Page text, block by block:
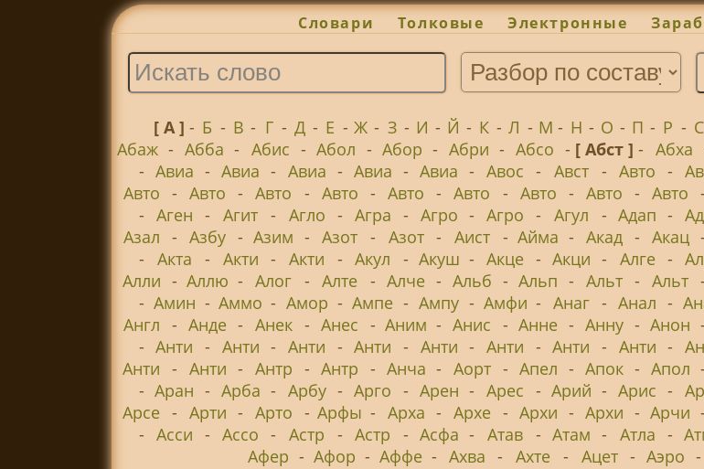
Словари Толковые Электронные
[ А ]- Б - В - Г - Д - Е - Ж - З - И - Й - К - Л - М - Н - О - П - Р - С
Абаж - Абба - Абис - Абол - Абор - Абри - Абсо - [ Абст ] - Абха
- Авиа - Авиа - Авиа - Авиа - Авиа - Авос - Авст - Авто -
Авто - Авто - Авто - Авто - Авто - Авто - Авто - Авто - Авто -
- Аген - Агит - Агло - Агра - Агро - Агро - Агул - Адап -
Азал - Азбу - Азим - Азот - Азот - Аист - Айма - Акад - Акац -
-
Акта - Акти - Акти - Акул - Акуш - Акце - Акци - Алге -
Алли - Аллю - Алог - Алте - Алче - Альб - Альп - Альт - Альт -
- Амин - Аммо - Амор - Ампе - Ампу - Амфи - Анаг - Анал -
Англ - Анде - Анек - Анес - Аним - Анис - Анне - Анну - Анон -
- Анти - Анти - Анти - Анти - Анти - Анти - Анти - Анти -
Анти - Анти - Антр - Антр - Анча - Аорт - Апел - Апок - Апол -
- Аран - Арба - Арбу - Арго - Арен - Арес - Арий - Арис -
Арсе - Арти - Арто - Арфы - Арха - Архе - Архи - Архи - Арчи -
- Асси - Ассо - Астр - Астр - Асфа - Атав - Атам - Атла -
Афер - Афор - Аффе - Ахва - Ахте - Ацет - Аэро -